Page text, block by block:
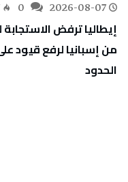
2026-08-07
إيطاليا ترفض
من إسبانيا لرفع قيود
الحدود